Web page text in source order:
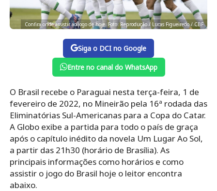
Confira onde assistir ao jogo de hoje. Foto: Reprodução / Lucas Figueiredo / CBF
Siga o DCI no Google
Entre no canal do WhatsApp
O Brasil recebe o Paraguai nesta terça-feira, 1 de
fevereiro de 2022, no Mineirão pela 16ª rodada das
Eliminatórias Sul-Americanas para a Copa do Catar.
A Globo exibe a partida para todo o país de graça
após o capítulo inédito da novela Um Lugar Ao Sol,
a partir das 21h30 (horário de Brasília). As
principais informações como horários e como
assistir o jogo do Brasil hoje o leitor encontra
abaixo.